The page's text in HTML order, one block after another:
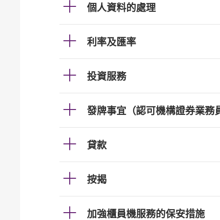
個人資料的處理
利率及匯率
投資服務
發牌事宜（認可機構證券業務
貸款
按揭
加強櫃員機服務的保安措施